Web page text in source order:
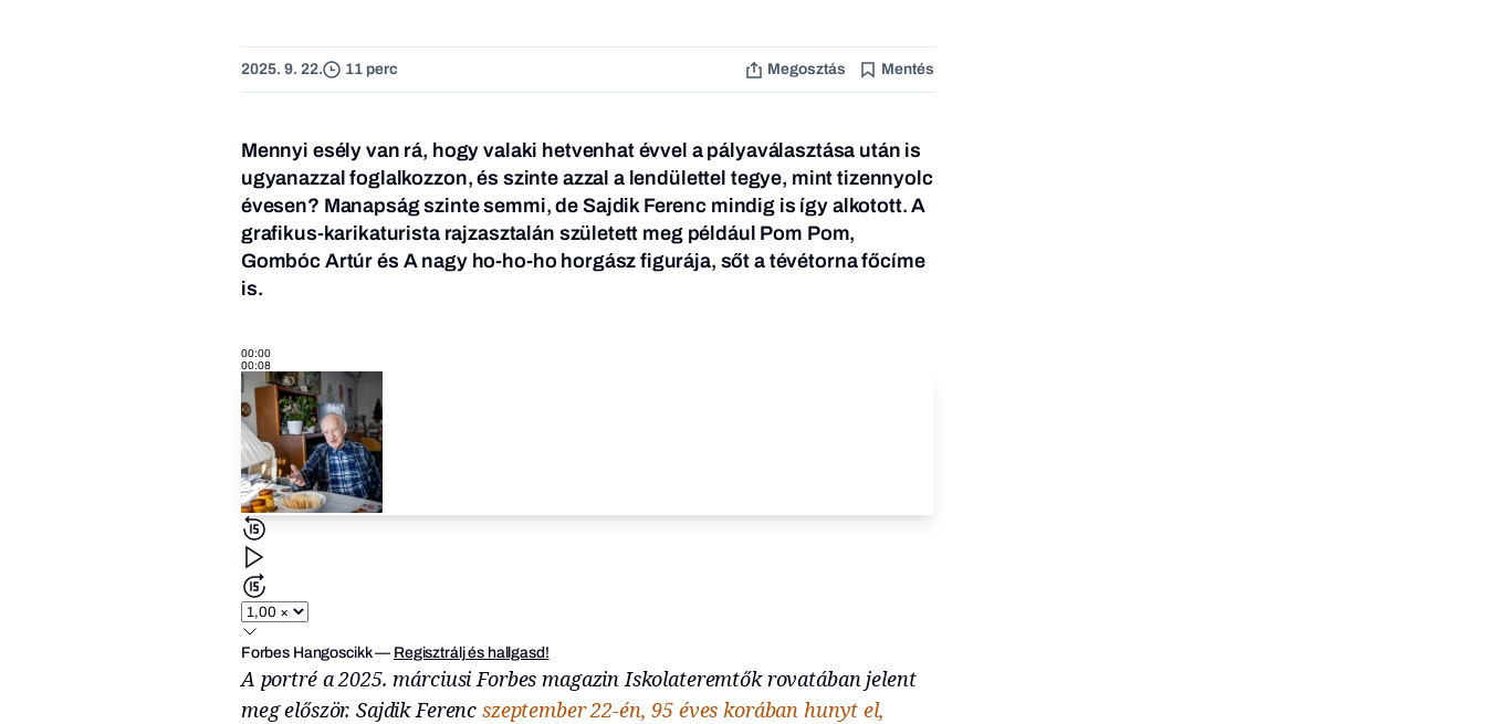
2025. 9. 22. 11 perc Megosztás Mentés
Mennyi esély van rá, hogy valaki hetvenhat évvel a pályaválasztása után is
ugyanazzal foglalkozzon, és szinte azzal a lendülettel tegye, mint tizennyolc
évesen? Manapság szinte semmi, de Sajdik Ferenc mindig is így alkotott. A
grafikus-karikaturista rajzasztalán született meg például Pom Pom,
Gombóc Artúr és A nagy ho-ho-ho horgász figurája, sőt a tévétorna főcíme
is.
00:00
00:08
Forbes Hangoscikk— Regisztrálj és hallgasd!
A portré a 2025. márciusi Forbes magazin Iskolateremtők rovatában jelent
meg először. Sajdik Ferenc szeptember 22-én, 95 éves korában hunyt el,